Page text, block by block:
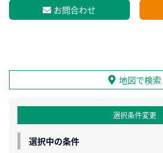
お問合わせ
地図で検索
選択条件変更
選択中の条件